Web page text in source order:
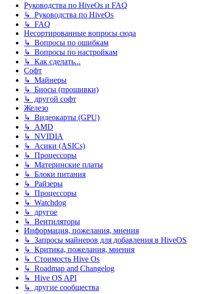
Руководства по HiveOs и FAQ
↳ Руководства по HiveOs
↳ FAQ
Несортированные вопросы сюда
↳ Вопросы по ошибкам
↳ Вопросы по настройкам
↳ Как сделать...
Софт
↳ Майнеры
↳ Биосы (прошивки)
↳ другой софт
Железо
↳ Видеокарты (GPU)
↳ AMD
↳ NVIDIA
↳ Асики (ASICs)
↳ Процессоры
↳ Материнские платы
↳ Блоки питания
↳ Райзеры
↳ Процессоры
↳ Watchdog
↳ другое
↳ Вентиляторы
Информация, пожелания, мнения
↳ Запросы майнеров для добавления в HiveOS
↳ Критика, пожелания, мнения
↳ Стоимость Hive Os
↳ Roadmap and Changelog
↳ Hive OS API
↳ другие сообщества